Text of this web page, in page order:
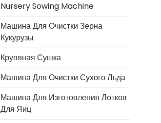
Nursery Sowing Machine
Машина Для Очистки Зерна
Кукурузы
Крупяная Сушка
Машина Для Очистки Сухого Льда
Машина Для Изготовления Лотков
Для Яиц